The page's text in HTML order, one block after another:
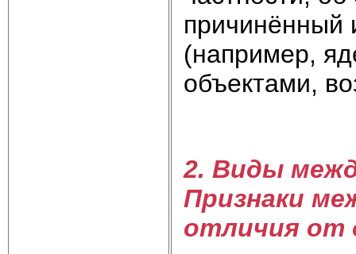
причинённый
(например,
объектами,
2. Виды
Признаки
отличия от